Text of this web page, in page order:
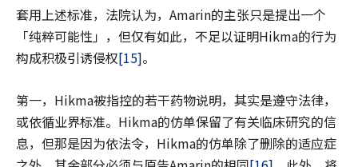
套用上述标准，法院认为，Amarin的主张只是提出一个
「纯粹可能性」，但仅有如此，不足以证明Hikma的行为
构成积极引诱侵权[15]。
第一，Hikma被指控的若干药物说明，其实是遵守法律，
或依循业界标准。Hikma的仿单保留了有关临床研究的信
息，但那是因为依法令，Hikma的仿单除了删除的适应症